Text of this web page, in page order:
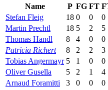
Name P FG FT
Stefan Fleig
18 0 0 0
Martin Prechtl
18 5 2 5
Thomas Handl
8 4 0 0
Patricia Richert
8 2 2 3
Tobias Angermayr 5 1 0 0
Oliver Gusella
5 2 1 4
Arnaud Foramitti
3 0 0 0